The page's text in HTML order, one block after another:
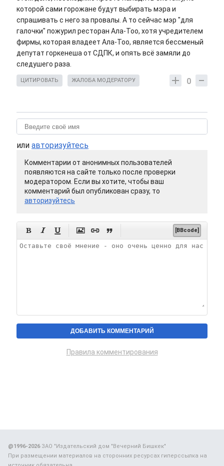
которой сами горожане будут выбирать мэра и
спрашивать с него за провалы. А то сейчас мэр "для
галочки" пожурил ресторан Ала-Тоо, хотя учредителем
фирмы, которая владеет Ала-Тоо, является бессменый
депутат горкенеша от СДПК, и опять всё замяли до
следушего раза.
0
ЦИТИРОВАТЬ ЖАЛОБА МОДЕРАТОРУ
или авторизуйтесь
Комментарии от анонимных пользователей
появляются на сайте только после проверки
модератором. Если вы хотите, чтобы ваш
комментарий был опубликован сразу, то
авторизуйтесь
      [BBcode]
Правила комментирования
@1996-2026ЗАО "Издательский дом "Вечерний Бишкек"
При размещении материалов на сторонних ресурсах гиперссылка на